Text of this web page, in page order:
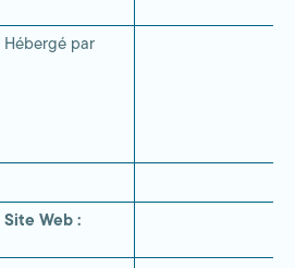
Hébergé par
Site Web :